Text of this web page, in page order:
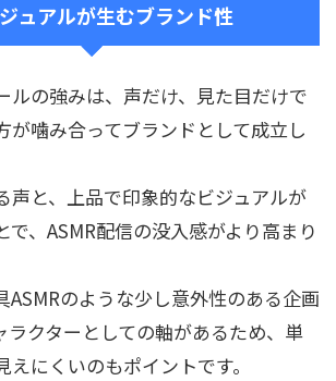
ュアルが生むブランド性
ルの強みは、声だけ、見た目だけで
が噛み合ってブランドとして成立し
声と、上品で印象的なビジュアルが
で、ASMR配信の没入感がより高まり
ASMRのような少し意外性のある企画
ラクターとしての軸があるため、単
えにくいのもポイントです。